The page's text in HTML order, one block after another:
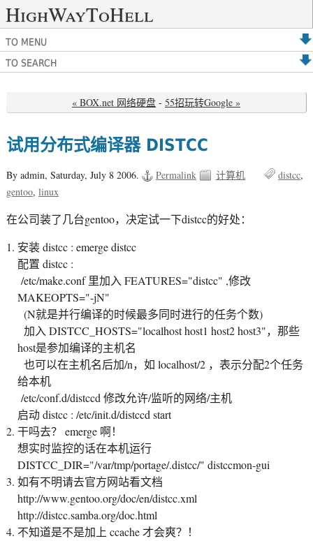
HighWayToHell
TO MENU
TO SEARCH
« BOX.net 网络硬盘 - 55招玩转Google »
试用分布式编译器 DISTCC
By admin, Saturday, July 8 2006. Permalink 计算机
distcc
gentoo linux
在公司装了几台gentoo，决定试一下distcc的好处：
安装 distcc : emerge distcc
配置 distcc :
/etc/make.conf 里加入 FEATURES="distcc" ,修改
MAKEOPTS="-jN"
(N就是并行编译的时候最多同时进行的任务个数)
加入 DISTCC_HOSTS="localhost host1 host2 host3"，那些
host是参加编译的主机名
也可以在主机名后加/n，如 localhost/2 ，表示分配2个任务
给本机
/etc/conf.d/distccd 修改允许/监听的网络/主机
启动 distcc : /etc/init.d/distccd start
干吗去？ emerge 啊！
想实时监控的话在本机运行
DISTCC_DIR="/var/tmp/portage/.distcc/" distccmon-gui
如有不明请去官方网站看文档
http://www.gentoo.org/doc/en/distcc.xml
http://distcc.samba.org/doc.html
不知道是不是加上 ccache 才会爽？！